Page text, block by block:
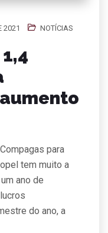
2021 NOTÍCIAS
para
tem muito a
ano de
do ano, a